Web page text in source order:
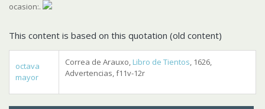
ocasion:.
This content is based on this quotation (old content)
octava
mayor
Correa de Arauxo, Libro de Tientos, 1626,
Advertencias, f11v-12r